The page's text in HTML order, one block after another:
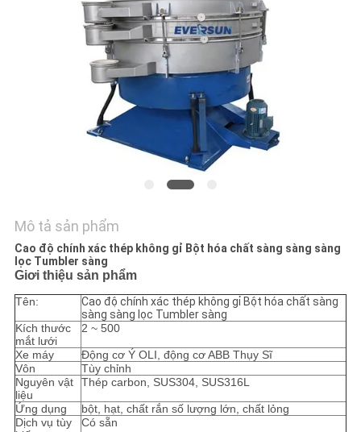
GIÁ
SƠ
ĐỒ
TRANG
WEB
CHÍNH
Mô tả sản phẩm
Cao độ chính xác thép không gỉ Bột hóa chất sàng sàng sàng
lọc Tumbler sàng
Giơi thiệu sản phẩm
Tên:
Cao độ chính xác thép không gỉ Bột hóa chất sàng
sàng sàng lọc Tumbler sàng
Kích thước
mắt lưới
2 ~ 500
Xe máy
Động cơ Ý OLI, động cơ ABB Thụy Sĩ
Vôn
Tùy chỉnh
Nguyên vật
liệu
Thép carbon, SUS304, SUS316L
Ứng dụng
bột, hạt, chất rắn số lượng lớn, chất lỏng
Dịch vụ tùy
Có sẵn